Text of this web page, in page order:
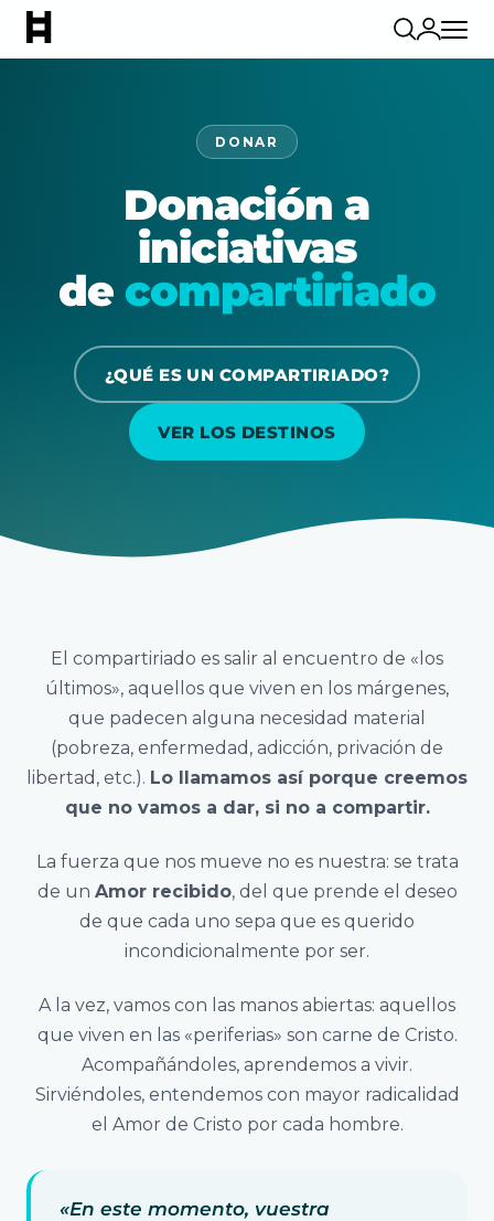
DONAR
Donación a
iniciativas
de compartiriado
¿QUÉ ES UN COMPARTIRIADO?
VER LOS DESTINOS
El compartiriado es salir al encuentro de «los
últimos», aquellos que viven en los márgenes,
que padecen alguna necesidad material
(pobreza, enfermedad, adicción, privación de
libertad, etc.). Lo llamamos así porque creemos
que no vamos a dar, si no a compartir.
La fuerza que nos mueve no es nuestra: se trata
de un Amor recibido, del que prende el deseo
de que cada uno sepa que es querido
incondicionalmente por ser.
A la vez, vamos con las manos abiertas: aquellos
que viven en las «periferias» son carne de Cristo.
Acompañándoles, aprendemos a vivir.
Sirviéndoles, entendemos con mayor radicalidad
el Amor de Cristo por cada hombre.
«En este momento, vuestra